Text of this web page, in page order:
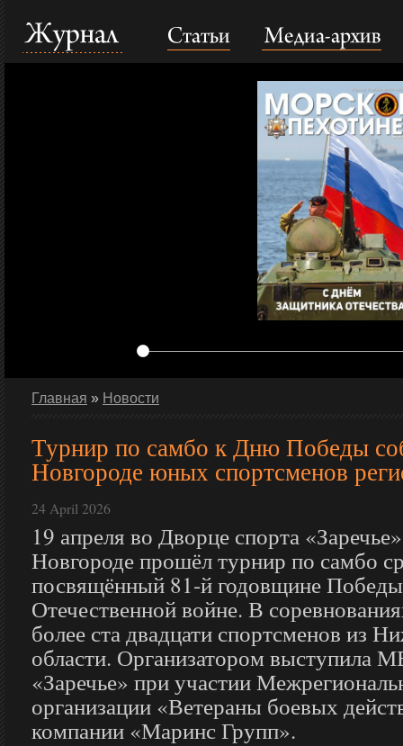
Журнал Статьи Медиа-архив
Главная » Новости
Турнир по самбо к Дню Победы
Новгороде юных спортсменов
24 April 2026
19 апреля во Дворце спорта
Новгороде прошёл турнир по самбо
посвящённый 81-й годовщине
Отечественной войне. В
более ста двадцати спортсменов из
области. Организатором
«Заречье» при участии
организации «Ветераны боевых
компании «Маринс Групп».